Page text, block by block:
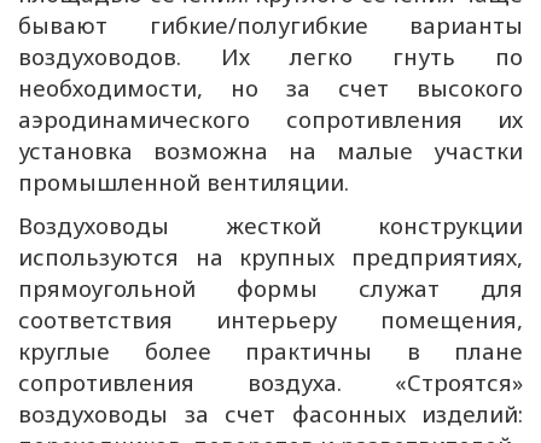
бывают гибкие/полугибкие варианты
воздуховодов. Их легко гнуть по
необходимости, но за счет высокого
аэродинамического сопротивления их
установка возможна на малые участки
промышленной вентиляции.
Воздуховоды жесткой конструкции
используются на крупных предприятиях,
прямоугольной формы служат для
соответствия интерьеру помещения,
круглые более практичны в плане
сопротивления воздуха. «Строятся»
воздуховоды за счет фасонных изделий: